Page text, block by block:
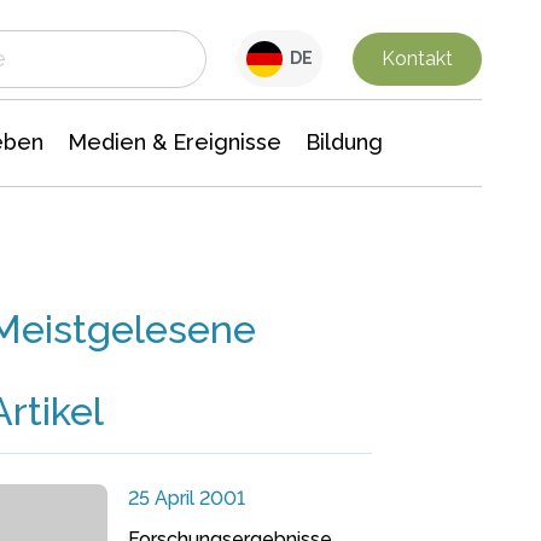
DE Kontakt
Medien & Ereignisse Bildung
25 April 2001